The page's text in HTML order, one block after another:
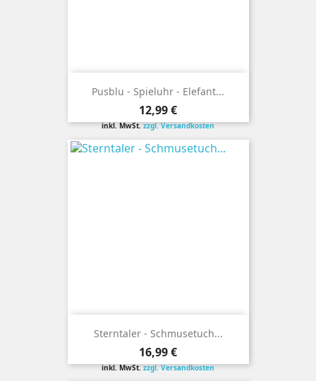
Pusblu - Spieluhr - Elefant...
Preis
12,99 €
inkl. MwSt.zzgl. Versandkosten
Sterntaler - Schmusetuch...
Preis
16,99 €
inkl. MwSt.zzgl. Versandkosten